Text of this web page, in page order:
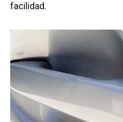
facilidad.